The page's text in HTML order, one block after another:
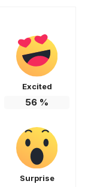
Excited
56 %
Surprise